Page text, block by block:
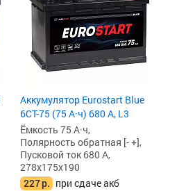
Аккумулятор Eurostart Blue
6CT-75 (75 А·ч) 680 А, L3
Ёмкость 75 А·ч,
Полярность обратная [- +],
Пусковой ток 680 А,
278x175x190
227р. при сдаче акб